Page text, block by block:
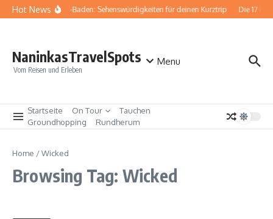
Zum Inhalt springen
Hot NewsBaden-Baden: Sehenswürdigkeiten für deinen Kurztrip Die 17
NaninkasTravelSpots
Vom Reisen und Erleben
Menu
Startseite On Tour
Tauchen
Groundhopping
Rundherum
Home /Wicked
Browsing Tag: Wicked